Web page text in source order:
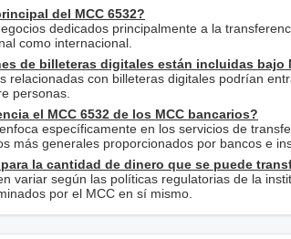
del MCC 6532?
dedicados principalmente a la
como internacional.
de billeteras digitales están incluidas bajo
relacionadas con billeteras digitales podrían
personas.
el MCC 6532 de los MCC bancarios?
específicamente en los servicios de
más generales proporcionados por bancos e
la cantidad de dinero que se puede
variar según las políticas regulatorias de la
por el MCC en sí mismo.